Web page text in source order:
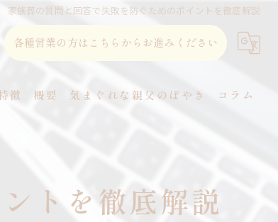
家族葬の質問と回答で失敗を防ぐためのポイントを徹底解説
各種営業の方はこちらからお進みください
徴 概要 気まぐれな親父のぼやき コラム
トを徹底解説